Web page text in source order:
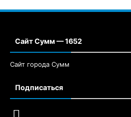
Сайт Сумм — 1652
Сайт города Сумм
Подписаться